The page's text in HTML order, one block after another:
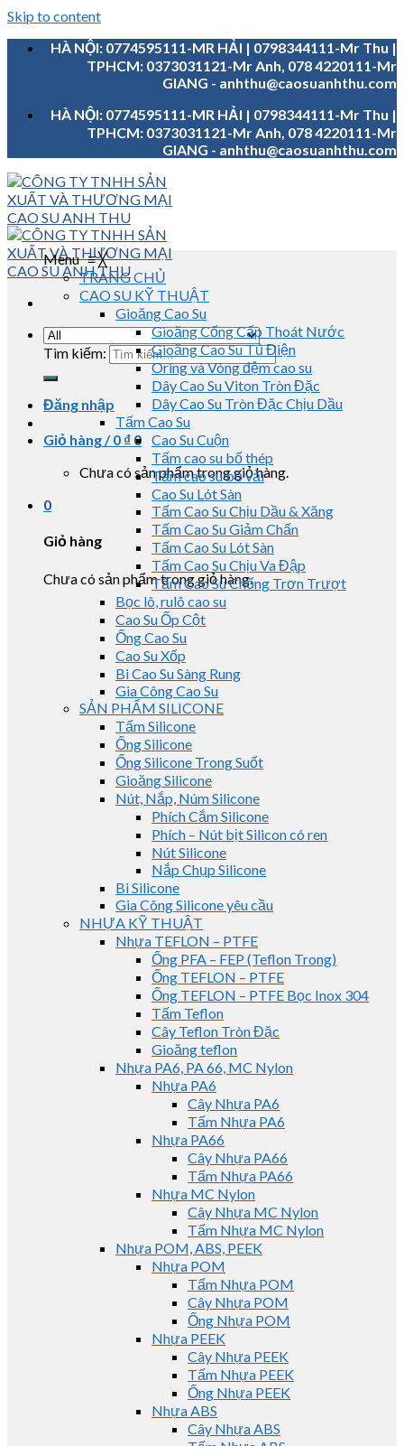
Skip to content
HÀ NỘI: 0774595111-MR HẢI | 0798344111-Mr Thu |
TPHCM: 0373031121-Mr Anh, 078 4220111-Mr
GIANG - anhthu@caosuanhthu.com
HÀ NỘI: 0774595111-MR HẢI | 0798344111-Mr Thu |
TPHCM: 0373031121-Mr Anh, 078 4220111-Mr
GIANG - anhthu@caosuanhthu.com
Tìm kiếm:
Đăng nhập
Giỏ hàng /0 ₫ 0
Chưa có sản phẩm trong giỏ hàng.
0
Giỏ hàng
Chưa có sản phẩm trong giỏ hàng.
Menu≡╳
TRANG CHỦ
CAO SU KỸ THUẬT
Gioăng Cao Su
Gioăng Cống Cấp Thoát Nước
Gioăng Cao Su Tủ Điện
Oring và Vòng đệm cao su
Dây Cao Su Viton Tròn Đặc
Dây Cao Su Tròn Đặc Chịu Dầu
Tấm Cao Su
Cao Su Cuộn
Tấm cao su bố thép
Tấm cao su bố vải
Cao Su Lót Sàn
Tấm Cao Su Chịu Dầu & Xăng
Tấm Cao Su Giảm Chấn
Tấm Cao Su Lót Sàn
Tấm Cao Su Chịu Va Đập
Tấm Cao Su Chống Trơn Trượt
Bọc lô, rulô cao su
Cao Su Ốp Cột
Ống Cao Su
Cao Su Xốp
Bi Cao Su Sàng Rung
Gia Công Cao Su
SẢN PHẨM SILICONE
Tấm Silicone
Ống Silicone
Ống Silicone Trong Suốt
Gioăng Silicone
Nút, Nắp, Núm Silicone
Phích Cắm Silicone
Phích – Nút bịt Silicon có ren
Nút Silicone
Nắp Chụp Silicone
Bi Silicone
Gia Công Silicone yêu cầu
NHỰA KỸ THUẬT
Nhựa TEFLON – PTFE
Ống PFA – FEP (Teflon Trong)
Ống TEFLON – PTFE
Ống TEFLON – PTFE Bọc Inox 304
Tấm Teflon
Cây Teflon Tròn Đặc
Gioăng teflon
Nhựa PA6, PA 66, MC Nylon
Nhựa PA6
Cây Nhựa PA6
Tấm Nhựa PA6
Nhựa PA66
Cây Nhựa PA66
Tấm Nhựa PA66
Nhựa MC Nylon
Cây Nhựa MC Nylon
Tấm Nhựa MC Nylon
Nhựa POM, ABS, PEEK
Nhựa POM
Tấm Nhựa POM
Cây Nhựa POM
Ống Nhựa POM
Nhựa PEEK
Cây Nhựa PEEK
Tấm Nhựa PEEK
Ống Nhựa PEEK
Nhựa ABS
Cây Nhựa ABS